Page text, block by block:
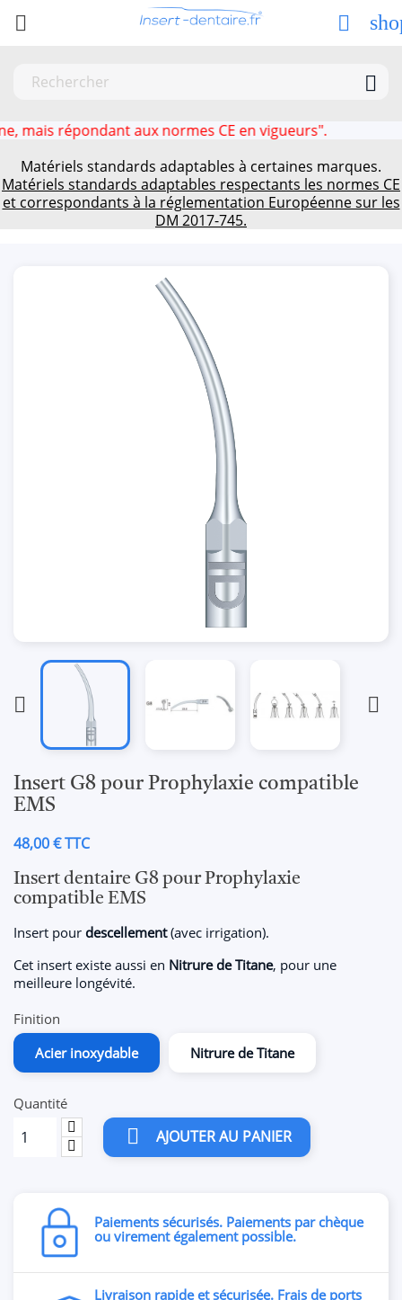
 

aux normes CE en vigueurs".
Matériels standards adaptables à certaines marques.
Matériels standards adaptables respectants les normes CE
et correspondants à la réglementation Européenne sur les
DM 2017-745.
 
Insert G8 pour Prophylaxie compatible
EMS
48,00 € TTC
Insert dentaire G8 pour Prophylaxie
compatible EMS
Insert pour descellement(avec irrigation).
Cet insert existe aussi en Nitrure de Titane, pour une
meilleure longévité.
Finition
Acier inoxydable
Nitrure de Titane
Quantité
 AJOUTER AU PANIER
Paiements sécurisés. Paiements par chèque
ou virement également possible.
Livraison rapide et sécurisée. Frais de ports